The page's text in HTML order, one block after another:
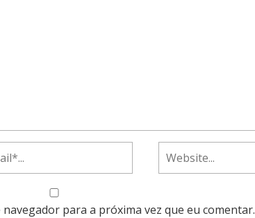
para a próxima vez que eu comentar.